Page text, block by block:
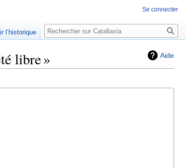
Aide
libre »
Se connecter
l’historique Rechercher